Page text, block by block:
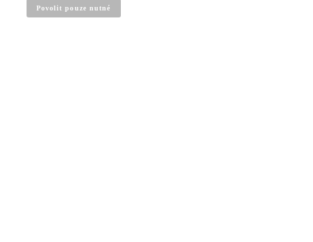
Povolit pouze nutné